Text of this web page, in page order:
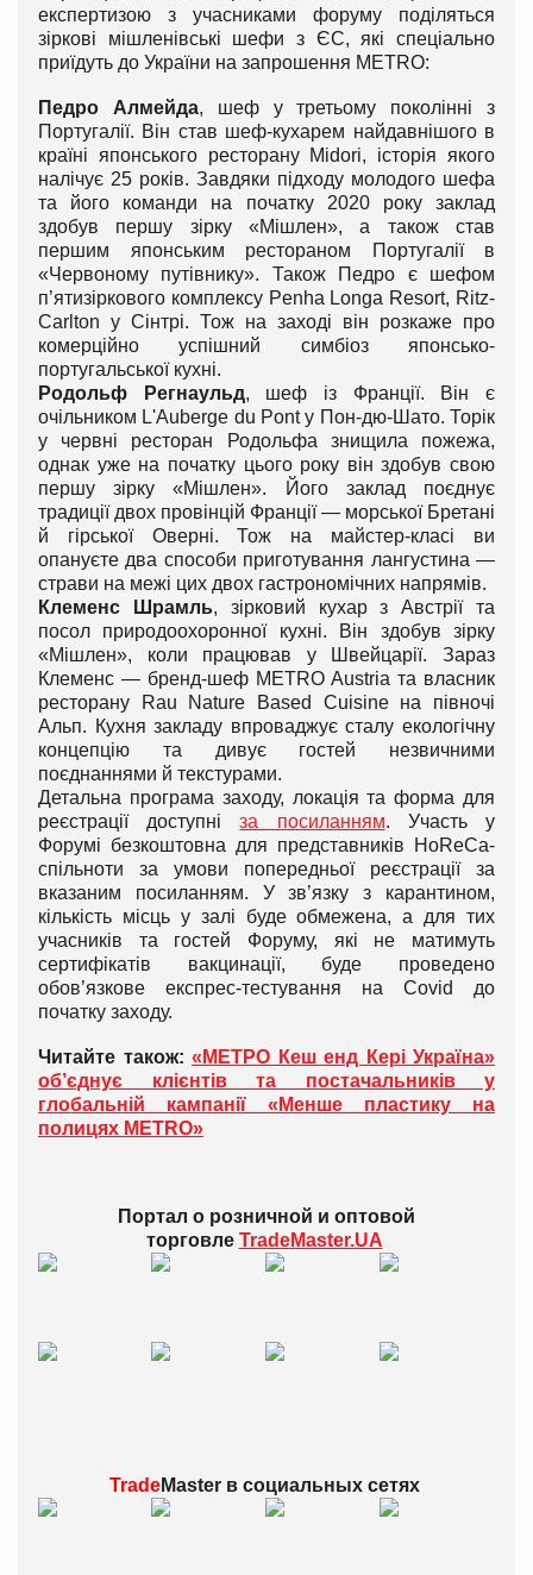
експертизою з учасниками форуму поділяться
зіркові мішленівські шефи з ЄС, які спеціально
приїдуть до України на запрошення METRO:
Педро Алмейда, шеф у третьому поколінні з
Португалії. Він став шеф-кухарем найдавнішого в
країні японського ресторану Midori, історія якого
налічує 25 років. Завдяки підходу молодого шефа
та його команди на початку 2020 року заклад
здобув першу зірку «Мішлен», а також став
першим японським рестораном Португалії в
«Червоному путівнику». Також Педро є шефом
п’ятизіркового комплексу Penha Longa Resort, Ritz-
Carlton у Сінтрі. Тож на заході він розкаже про
комерційно успішний симбіоз японсько-
португальської кухні.
Родольф Регнаульд, шеф із Франції. Він є
очільником L'Auberge du Pont у Пон-дю-Шато. Торік
у червні ресторан Родольфа знищила пожежа,
однак уже на початку цього року він здобув свою
першу зірку «Мішлен». Його заклад поєднує
традиції двох провінцій Франції — морської Бретані
й гірської Оверні. Тож на майстер-класі ви
опануєте два способи приготування лангустина —
страви на межі цих двох гастрономічних напрямів.
Клеменс Шрамль, зірковий кухар з Австрії та
посол природоохоронної кухні. Він здобув зірку
«Мішлен», коли працював у Швейцарії. Зараз
Клеменс — бренд-шеф METRO Austria та власник
ресторану Rau Nature Based Cuisine на півночі
Альп. Кухня закладу впроваджує сталу екологічну
концепцію та дивує гостей незвичними
поєднаннями й текстурами.
Детальна програма заходу, локація та форма для
реєстрації доступніза посиланням. Участь у
Форумі безкоштовна для представників HoReCa-
спільноти за умови попередньої реєстрації за
вказаним посиланням. У зв’язку з карантином,
кількість місць у залі буде обмежена, а для тих
учасників та гостей Форуму, які не матимуть
сертифікатів вакцинації, буде проведено
обов’язкове експрес-тестування на Covid до
початку заходу.
Читайте також: «МЕТРО Кеш енд Кері Україна»
об’єднує клієнтів та постачальників у
глобальній кампанії «Менше пластику на
полицях METRO»
Портал о розничной и оптовой
торговле TradeMaster.UA
TradeMaster всоциальных сетях